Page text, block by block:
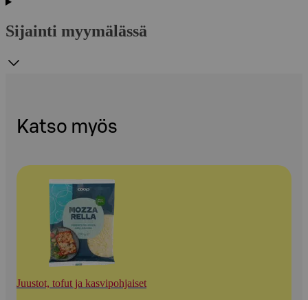
Sijainti myymälässä
Katso myös
Juustot, tofut ja kasvipohjaiset